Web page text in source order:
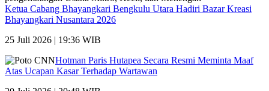
Ketua Cabang Bhayangkari Bengkulu Utara Hadiri Bazar Kreasi
Bhayangkari Nusantara 2026
25 Juli 2026 | 19:36 WIB
Hotman Paris Hutapea Secara Resmi Meminta Maaf
Atas Ucapan Kasar Terhadap Wartawan